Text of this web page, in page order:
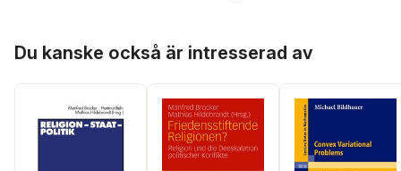
Du kanske också är intresserad av